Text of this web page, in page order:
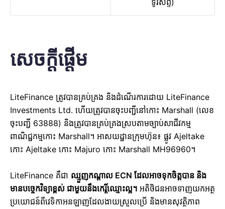
ទូរស័ព្ទ)
សេចក្តីផ្តើម
LiteFinance ត្រូវបានគ្រប់គ្រង និងដំណើរការដោយ LiteFinance
Investments Ltd. ហើយត្រូវបានចុះបញ្ជីនៅកោះ Marshall (លេខ
ចុះបញ្ជី 63888) និងត្រូវបានគ្រប់គ្រងស្របតាមច្បាប់សាជីវកម្ម
ពាណិជ្ជកម្មកោះ Marshall។ អាសយដ្ឋានក្រុមហ៊ុន៖ ផ្លូវ Ajeltake
កោះ Ajeltake កោះ Majuro កោះ Marshall MH96960។
LiteFinance គឺជា ឈ្មួញកណ្តាល ECN ដែលអាចទុកចិត្តបាន និង
មានបច្ចេកវិទ្យាខ្ពស់ ជាមួយនឹងកេរ្តិ៍ឈ្មោះល្អ។ អតិថិជនអាចទាញយកអត្ថ
ប្រយោជន៍ពីវេទិកាអនឡាញដែលងាយស្រួលប្រើ និងមានសុវត្ថិភាព